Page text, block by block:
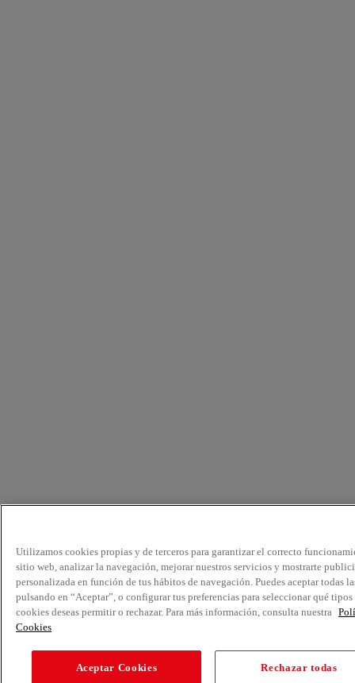
Utilizamos cookies propias y de terceros para garantizar el correcto
sitio web, analizar la navegación, mejorar nuestros servicios y mostrarte
personalizada en función de tus hábitos de navegación. Puedes aceptar todas
pulsando en “Aceptar”, o configurar tus preferencias para seleccionar qué tipos
cookies deseas permitir o rechazar. Para más información, consulta nuestra
Cookies
Aceptar Cookies Rechazar todas